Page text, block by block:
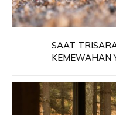
SAAT
KEMEWAHAN